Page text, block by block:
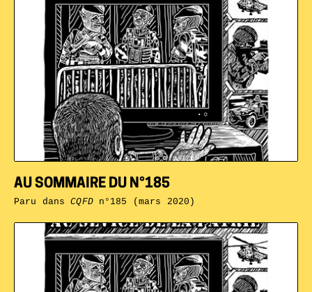
AU SOMMAIRE DU N°185
Paru dansCQFDn°185 (mars 2020)